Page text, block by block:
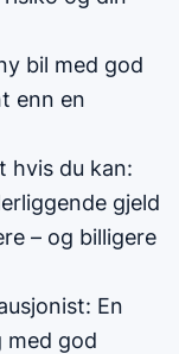
bil med god
enn en
hvis du kan:
gjeld
– og billigere
En
med god